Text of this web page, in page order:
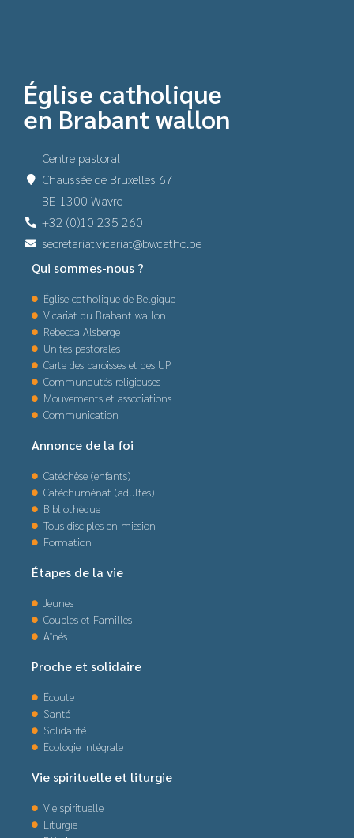
Église catholique
en Brabant wallon
Centre pastoral
Chaussée de Bruxelles 67
BE-1300 Wavre
+32 (0)10 235 260
secretariat.vicariat@bwcatho.be
Qui sommes-nous ?
Église catholique de Belgique
Vicariat du Brabant wallon
Rebecca Alsberge
Unités pastorales
Carte des paroisses et des UP
Communautés religieuses
Mouvements et associations
Communication
Annonce de la foi
Catéchèse (enfants)
Catéchuménat (adultes)
Bibliothèque
Tous disciples en mission
Formation
Étapes de la vie
Jeunes
Couples et Familles
Aînés
Proche et solidaire
Écoute
Santé
Solidarité
Écologie intégrale
Vie spirituelle et liturgie
Vie spirituelle
Liturgie